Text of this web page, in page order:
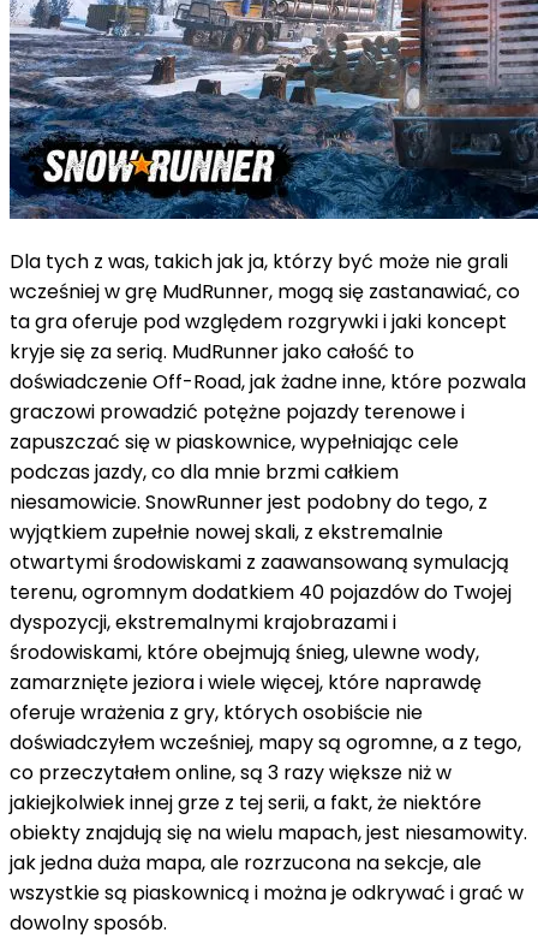
Dla tych z was, takich jak ja, którzy być może nie grali
wcześniej w grę MudRunner, mogą się zastanawiać, co
ta gra oferuje pod względem rozgrywki i jaki koncept
kryje się za serią. MudRunner jako całość to
doświadczenie Off-Road, jak żadne inne, które pozwala
graczowi prowadzić potężne pojazdy terenowe i
zapuszczać się w piaskownice, wypełniając cele
podczas jazdy, co dla mnie brzmi całkiem
niesamowicie. SnowRunner jest podobny do tego, z
wyjątkiem zupełnie nowej skali, z ekstremalnie
otwartymi środowiskami z zaawansowaną symulacją
terenu, ogromnym dodatkiem 40 pojazdów do Twojej
dyspozycji, ekstremalnymi krajobrazami i
środowiskami, które obejmują śnieg, ulewne wody,
zamarznięte jeziora i wiele więcej, które naprawdę
oferuje wrażenia z gry, których osobiście nie
doświadczyłem wcześniej, mapy są ogromne, a z tego,
co przeczytałem online, są 3 razy większe niż w
jakiejkolwiek innej grze z tej serii, a fakt, że niektóre
obiekty znajdują się na wielu mapach, jest niesamowity.
jak jedna duża mapa, ale rozrzucona na sekcje, ale
wszystkie są piaskownicą i można je odkrywać i grać w
dowolny sposób.